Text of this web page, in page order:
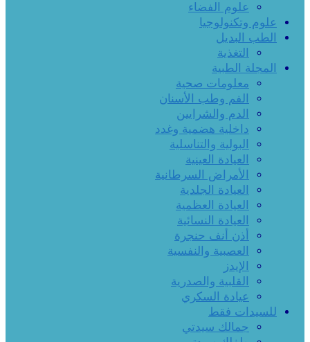
علوم الفضاء
علوم وتكنولوجيا
الطب البديل
التغذية
المجلة الطبية
معلومات صحية
الفم وطب الأسنان
الدم والشرايين
داخلية هضمية وغدد
البولية والتناسلية
العيادة العينية
الأمراض السرطانية
العيادة الجلدية
العيادة العظمية
العيادة النسائية
أذن أنف حنجرة
العصبية والنفسية
الإيدز
القلبية والصدرية
عيادة السكري
للسيدات فقط
جمالك سيدتي